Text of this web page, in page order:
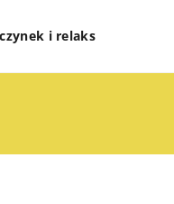
i relaks